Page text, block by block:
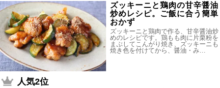
ズッキーニと鶏肉の甘辛醤油
炒めレシピ。ご飯に合う簡単
おかず
ズッキーニと鶏肉で作る、甘辛醤油炒
めのレシピです。鶏もも肉に片栗粉を
まぶしてこんがり焼き、ズッキーニも
焼き色を付けてから、醤油・み…
人気2位